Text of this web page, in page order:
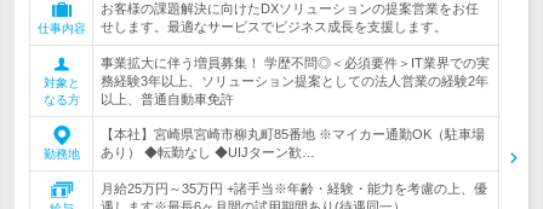
仕事内容
お客様の課題解決に向けたDXソリューションの提案営業をお任
せします。最適なサービスでビジネス成長を支援します。
対象と
なる方
事業拡大に伴う増員募集！ 学歴不問◎＜必須要件＞IT業界での実
務経験3年以上、ソリューション提案としての法人営業の経験2年
以上、普通自動車免許
勤務地
【本社】宮崎県宮崎市柳丸町85番地 ※マイカー通勤OK（駐車場
あり） ◆転勤なし ◆UIJターン歓…
月給25万円～35万円 +諸手当※年齢・経験・能力を考慮の上、優